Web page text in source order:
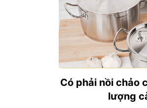
Có phải nồi chảo
lượng